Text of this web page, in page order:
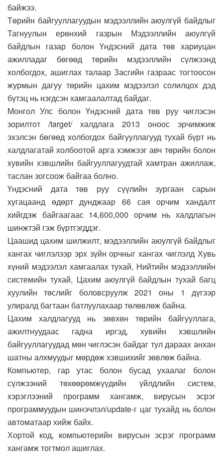
байжээ.
Төрийн байгууллагуудын мэдээллийн аюулгүй байдлыг
Тагнуулын ерөнхий газрын Мэдээллийн аюулгүй
байдлын газар болон Үндэсний дата төв хариуцан
ажилладаг бөгөөд төрийн мэдээллийн сүлжээнд
холбогдох, ашиглах талаар Засгийн газраас тогтоосон
журмын дагуу төрийн цахим мэдээлэл солилцох дэд
бүтэц нь нэгдсэн хамгаалалтад байдаг.
Монгол Улс болон Үндэсний дата төв руу чиглэсэн
зорилтот /target/ халдлага 2013 оноос эрчимжиж
эхэлсэн бөгөөд холбогдох байгууллагууд тухай бүрт нь
халдлагатай холбоотой арга хэмжээг авч төрийн болон
хувийн хэвшлийн байгууллагуудтай хамтран ажиллаж,
таслан зогсоож байгаа болно.
Үндэсний дата төв руу сүүлийн зургаан сарын
хугацаанд өдөрт дунджаар 66 сая орчим хандалт
хийгдэж байгаагаас 14,600,000 орчим нь халдлагын
шинжтэй гэж бүртгэгддэг.
Цаашид цахим шилжилт, мэдээллийн аюулгүй байдлыг
хангах чиглэлээр эрх зүйн орчныг хангах чиглэлд Хувь
хүний мэдээлэл хамгаалах тухай, Нийтийн мэдээллийн
системийн тухай, Цахим аюулгүй байдлын тухай багц
хуулийн төслийг боловсруулж 2021 оны 1 дүгээр
улиралд багтаан батлуулахаар төлөвлөж байна.
Цахим халдлагууд нь зөвхөн төрийн байгууллага,
ажилтнуудаас гадна иргэд, хувийн хэвшлийн
байгууллагуудад мөн чиглэсэн байдаг тул дараах анхан
шатны алхмуудыг мөрдөж хэвшихийг зөвлөж байна.
Компьютер, гар утас болон бусад ухаалаг болон
сүлжээний төхөөрөмжүүдийн үйлдлийн систем,
хэрэглээний программ хангамж, вирусын эсрэг
программуудын шинэчлэл/update-г цаг тухайд нь болон
автоматаар хийж байх.
Хортой код, компьютерийн вирусын эсрэг программ
хангамж тогтмол ашиглах.